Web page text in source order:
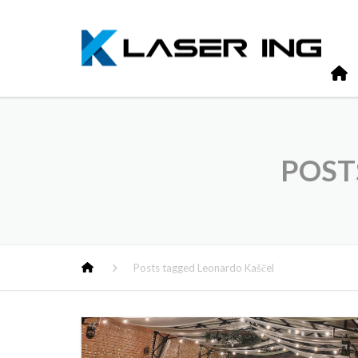
Posts tagged Leonardo Kaščel